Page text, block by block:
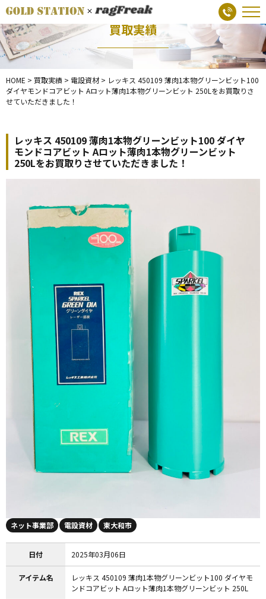
買取実績
HOME > 買取実績 > 電設資材> レッキス 450109 薄肉1本物グリーンビット100
ダイヤモンドコアビット Aロット薄肉1本物グリーンビット 250Lをお買取りさ
せていただきました！
レッキス 450109 薄肉1本物グリーンビット100 ダイヤ
モンドコアビット Aロット薄肉1本物グリーンビット
250Lをお買取りさせていただきました！
ネット事業部 電設資材 東大和市
日付 2025年03月06日
アイテム名
レッキス 450109 薄肉1本物グリーンビット100 ダイヤモ
ンドコアビット Aロット薄肉1本物グリーンビット 250L